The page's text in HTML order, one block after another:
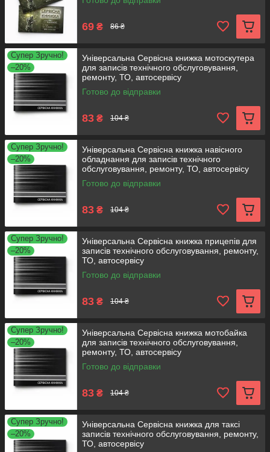
69 ₴ 86 ₴
Супер Зручно!
–20%
Універсальна Сервісна книжка мотоскутера
для записів технічного обслуговування,
ремонту, ТО, автосервісу
Готово до відправки
83 ₴ 104 ₴
Супер Зручно!
–20%
Універсальна Сервісна книжка навісного
обладнання для записів технічного
обслуговування, ремонту, ТО, автосервісу
Готово до відправки
83 ₴ 104 ₴
Супер Зручно!
–20%
Універсальна Сервісна книжка прицепів для
записів технічного обслуговування, ремонту,
ТО, автосервісу
Готово до відправки
83 ₴ 104 ₴
Супер Зручно!
–20%
Універсальна Сервісна книжка мотобайка
для записів технічного обслуговування,
ремонту, ТО, автосервісу
Готово до відправки
83 ₴ 104 ₴
Супер Зручно!
–20%
Універсальна Сервісна книжка для таксі
записів технічного обслуговування, ремонту,
ТО, автосервісу